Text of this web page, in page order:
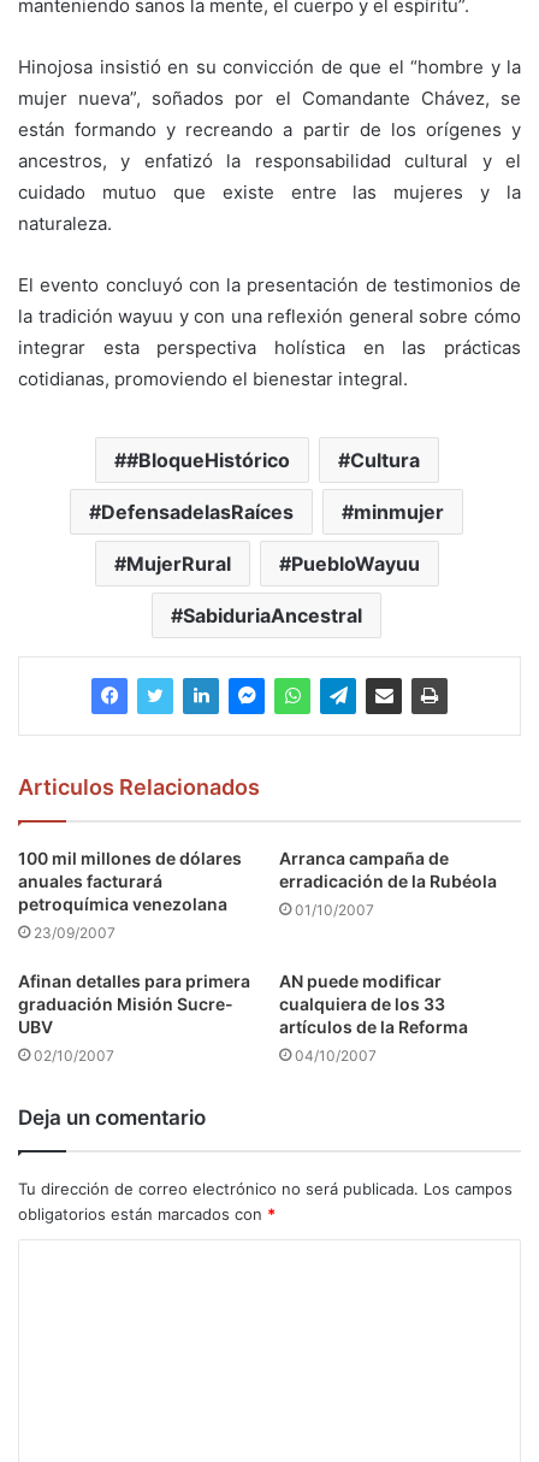
manteniendo sanos la mente, el cuerpo y el espíritu”.
Hinojosa insistió en su convicción de que el “hombre y la
mujer nueva”, soñados por el Comandante Chávez, se
están formando y recreando a partir de los orígenes y
ancestros, y enfatizó la responsabilidad cultural y el
cuidado mutuo que existe entre las mujeres y la
naturaleza.
El evento concluyó con la presentación de testimonios de
la tradición wayuu y con una reflexión general sobre cómo
integrar esta perspectiva holística en las prácticas
cotidianas, promoviendo el bienestar integral.
#BloqueHistórico Cultura
DefensadelasRaíces minmujer
MujerRural PuebloWayuu
SabiduriaAncestral
Articulos Relacionados
100 mil millones de dólares
anuales facturará
petroquímica venezolana
23/09/2007
Arranca campaña de
erradicación de la Rubéola
01/10/2007
Afinan detalles para primera
graduación Misión Sucre-
UBV
02/10/2007
AN puede modificar
cualquiera de los 33
artículos de la Reforma
04/10/2007
Deja un comentario
Tu dirección de correo electrónico no será publicada. Los campos
obligatorios están marcados con *